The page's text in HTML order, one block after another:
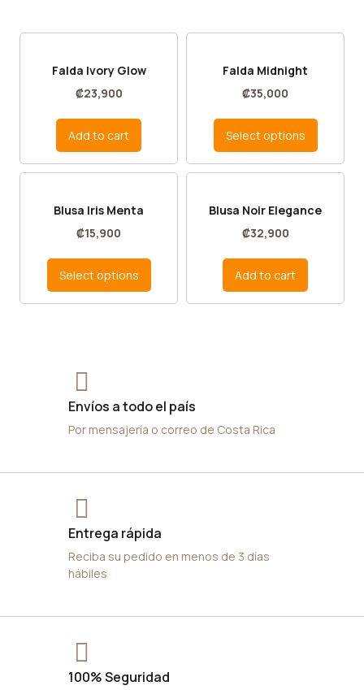
Falda Ivory Glow
₡23,900
Add to cart
Falda Midnight
₡35,000
Select options
Blusa Iris Menta
₡15,900
Select options
Blusa Noir Elegance
₡32,900
Add to cart
Envíos a todo el país
Por mensajería o correo de Costa Rica
Entrega rápida
Reciba su pedido en menos de 3 días
hábiles
100% Seguridad